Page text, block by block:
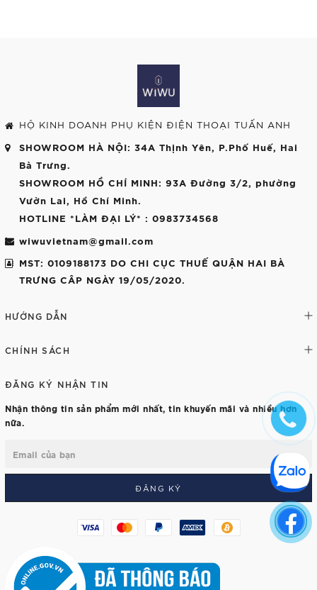
HỘ KINH DOANH PHỤ KIỆN ĐIỆN THOẠI TUẤN ANH
SHOWROOM HÀ NỘI: 34A Thịnh Yên, P.Phố Huế, Hai
Bà Trưng.
SHOWROOM HỒ CHÍ MINH: 93A Đường 3/2, phường
Vườn Lai, Hồ Chí Minh.
HOTLINE *LÀM ĐẠI LÝ* : 0983734568
wiwuvietnam@gmail.com
MST: 0109188173 DO CHI CỤC THUẾ QUẬN HAI BÀ
TRƯNG CÂP NGÀY 19/05/2020.
HƯỚNG DẪN
CHÍNH SÁCH
ĐĂNG KÝ NHẬN TIN
Nhận thông tin sản phẩm mới nhất, tin khuyến mãi và nhiều hơn
nữa.
ĐĂNG KÝ